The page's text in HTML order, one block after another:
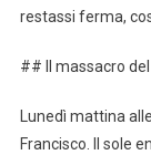
restassi ferma,
## Il massacro
Lunedì mattina
Francisco. Il sole